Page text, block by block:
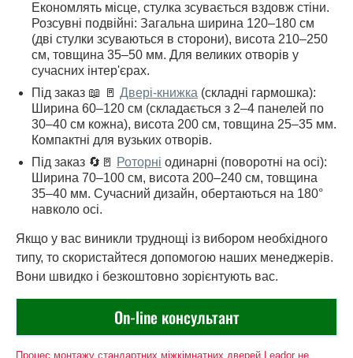
Економлять місце, стулка зсувається вздовж стіни.
Розсувні подвійні: Загальна ширина 120–180 см
(дві стулки зсуваються в сторони), висота 210–250
см, товщина 35–50 мм. Для великих отворів у
сучасних інтер'єрах.
Під заказ 📖 🚪 Двері-книжка (складні гармошка):
Ширина 60–120 см (складається з 2–4 панелей по
30–40 см кожна), висота 200 см, товщина 25–35 мм.
Компактні для вузьких отворів.
Під заказ 🔄🚪 Роторні одинарні (поворотні на осі):
Ширина 70–100 см, висота 200–240 см, товщина
35–40 мм. Сучасний дизайн, обертаються на 180°
навколо осі.
Якщо у вас виникли труднощі із вибором необхідного
типу, то скористайтеся допомогою наших менеджерів.
Вони швидко і безкоштовно зорієнтують вас.
On-line консультант
Процес монтажу стандартних міжкімнатних дверей Leador не